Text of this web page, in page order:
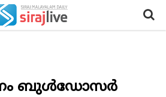
ബുള്‍ഡോസര്‍